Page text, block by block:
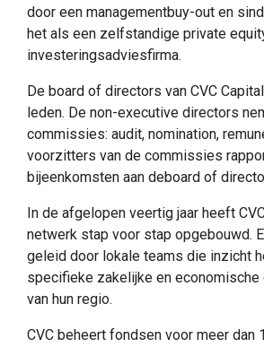
door een managementbuy-out en
het als een zelfstandige private
investeringsadviesfirma.
De board of directors van CVC
leden. De non-executive directors
commissies: audit, nomination,
voorzitters van de commissies
bijeenkomsten aan deboard of
In de afgelopen veertig jaar heeft
netwerk stap voor stap opgebouwd.
geleid door lokale teams die inzicht
specifieke zakelijke en economische
van hun regio.
CVC beheert fondsen voor meer dan